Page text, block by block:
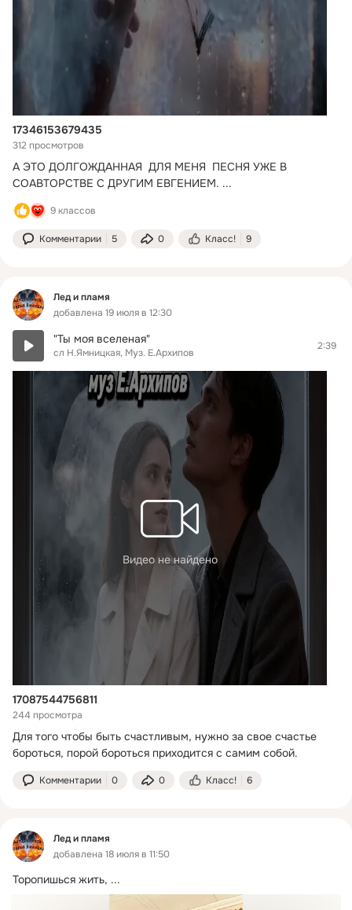
17346153679435
312 просмотров
А ЭТО ДОЛГОЖДАННАЯ  ДЛЯ МЕНЯ  ПЕСНЯ УЖЕ В
СОАВТОРСТВЕ С ДРУГИМ ЕВГЕНИЕМ. ...
9 классов
Комментарии 5 0 Класс! 9
Лед и пламя
добавлена 19 июля в 12:30
"Ты моя вселеная"
сл Н.Ямницкая, Муз. Е.Архипов
2:39
Видео не найдено
17087544756811
244 просмотра
Для того чтобы быть счастливым, нужно за свое счастье
бороться, порой бороться приходится с самим собой.
Комментарии 0 0 Класс! 6
Лед и пламя
добавлена 18 июля в 11:50
Торопишься жить, ...